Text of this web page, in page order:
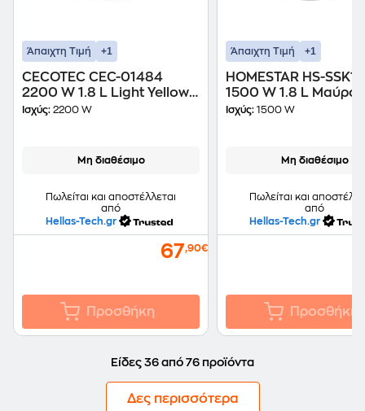
Άπαιχτη Τιμή +1
CECOTEC CEC-01484
2200 W 1.8 L Light Yellow
Ασύρματος Βραστήρας
Ισχύς: 2200 W
Μη διαθέσιμο
Πωλείται και αποστέλλεται
από
Hellas-Tech.gr
67,90€
Προσθήκη
Άπαιχτη Τιμή +1
HOMESTAR HS-
1500 W 1.8 L Μαύρο
Βραστήρας
Ισχύς: 1500 W
Μη διαθέσιμο
Πωλείται και
από
Hellas-Tech.gr
Προσθήκη
Είδες 36 από 76 προϊόντα
Δες περισσότερα